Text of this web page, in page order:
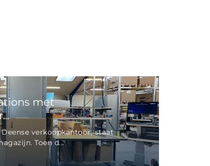
met
verkoopkantoor, staat
Toen d...